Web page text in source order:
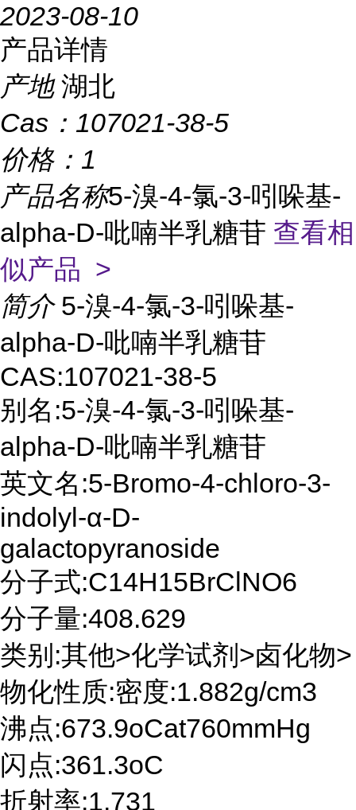
2023-08-10
产品详情
产地 湖北
Cas： 107021-38-5
价格： 1
产品名称5-溴-4-氯-3-吲哚基-
alpha-D-吡喃半乳糖苷 查看相
似产品 >
简介 5-溴-4-氯-3-吲哚基-
alpha-D-吡喃半乳糖苷
CAS:107021-38-5
别名:5-溴-4-氯-3-吲哚基-
alpha-D-吡喃半乳糖苷
英文名:5-Bromo-4-chloro-3-
indolyl-α-D-
galactopyranoside
分子式:C14H15BrClNO6
分子量:408.629
类别:其他>化学试剂>卤化物>
物化性质:密度:1.882g/cm3
沸点:673.9oCat760mmHg
闪点:361.3oC
折射率:1.731